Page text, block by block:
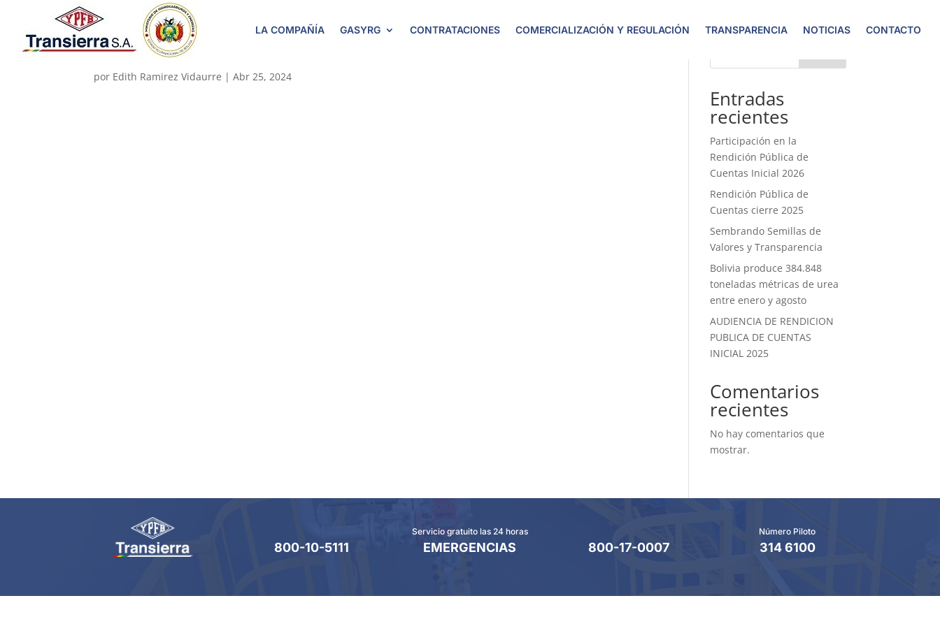
LA COMPAÑÍA GASYRG CONTRATACIONES COMERCIALIZACIÓN Y REGULACIÓN TRANSPARENCIA NOTICIAS CONTACTO
5000004420
por Edith Ramirez Vidaurre |Abr 25, 2024
Entradas
recientes
Participación en la
Rendición Pública de
Cuentas Inicial 2026
Rendición Pública de
Cuentas cierre 2025
Sembrando Semillas de
Valores y Transparencia
Bolivia produce 384.848
toneladas métricas de urea
entre enero y agosto
AUDIENCIA DE RENDICION
PUBLICA DE CUENTAS
INICIAL 2025
Comentarios
recientes
No hay comentarios que
mostrar.
800-10-5111
Servicio gratuito las 24 horas
EMERGENCIAS 800-17-0007
Número Piloto
314 6100